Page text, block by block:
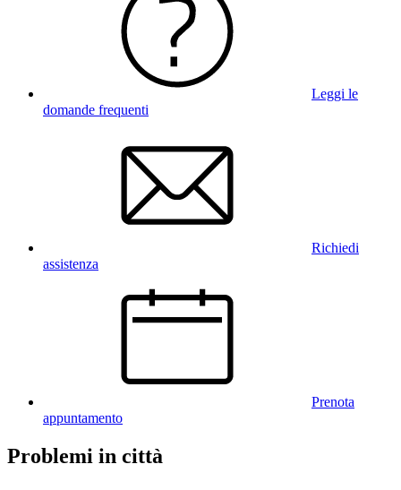
Leggi le
domande frequenti
Richiedi
assistenza
Prenota
appuntamento
Problemi in città